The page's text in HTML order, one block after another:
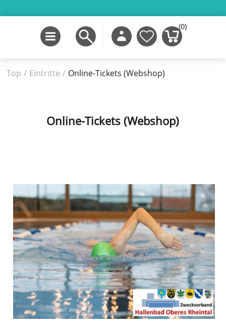
(0)
Top / Eintritte / Online-Tickets (Webshop)
Online-Tickets (Webshop)